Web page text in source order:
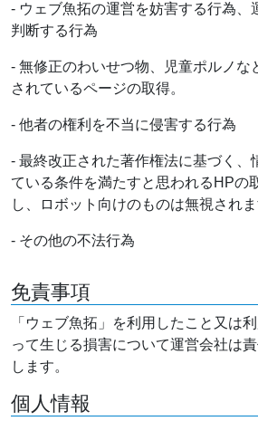
- ウェブ魚拓の運営を妨害する行為、
判断する行為
- 無修正のわいせつ物、児童ポルノな
されているページの取得。
- 他者の権利を不当に侵害する行為
- 最終改正された著作権法に基づく、
ている条件を満たすと思われるHPの
し、ロボット向けのものは無視され
- その他の不法行為
免責事項
「ウェブ魚拓」を利用したこと又は
って生じる損害について運営会社は
します。
個人情報